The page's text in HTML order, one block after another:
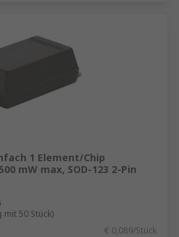
1 Element/Chip
mW max, SOD-123 2-Pin
mit 50 Stück)
€ 0,089/Stück